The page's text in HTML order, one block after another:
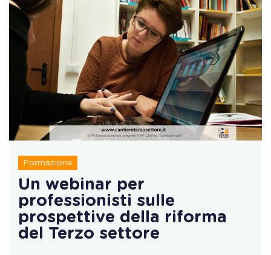
Formazione
Un webinar per
professionisti sulle
prospettive della riforma
del Terzo settore